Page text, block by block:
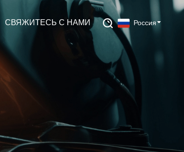
СВЯЖИТЕСЬ С НАМИ Россия